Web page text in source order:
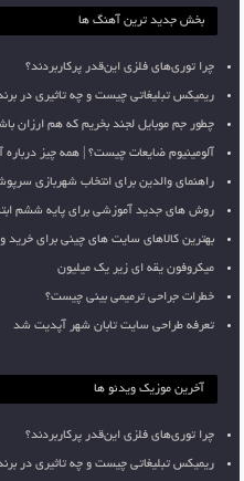
بخش جدید ترین آهنگ ها
چرا توری‌های فلزی این‌قدر پرکاربردند؟
ریمیکس تبلیغاتی چیست و چه تاثیری در
چطور جم موبایل لجند بخریم که هم ارزان
آلومینیوم ضایعات چیست؟ | همه چیز
راهنمای والدین برای انتخاب شهربازی
روش های جدید آموزشی برای پایه ششم
بهترین کالاهای سایت های چینی برای خرید
میکروفون یقه ای زیر یک میلیون
خطرات جراحی ترمیمی بینی چیست؟
تعرفه طراحی سایت تابان شهر آپدیت شد
آخرین موزیک ویدئو ها
چرا توری‌های فلزی این‌قدر پرکاربردند؟
ریمیکس تبلیغاتی چیست و چه تاثیری در